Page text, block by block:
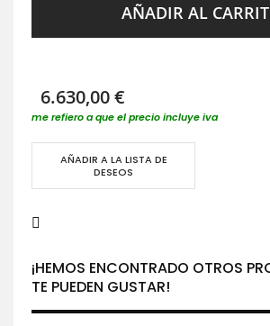
AÑADIR AL
6.630,00 €
me refiero a que el precio incluye iva
AÑADIR A LA LISTA DE
DESEOS
¡HEMOS ENCONTRADO OTROS
TE PUEDEN GUSTAR!